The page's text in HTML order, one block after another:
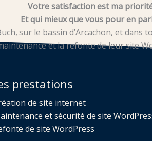
Votre satisfaction est ma
Et qui mieux que vous pour en
sur le bassin d’Arcachon, et
et la refonte de leur site
prestations
de site internet
et sécurité de site
de site WordPress